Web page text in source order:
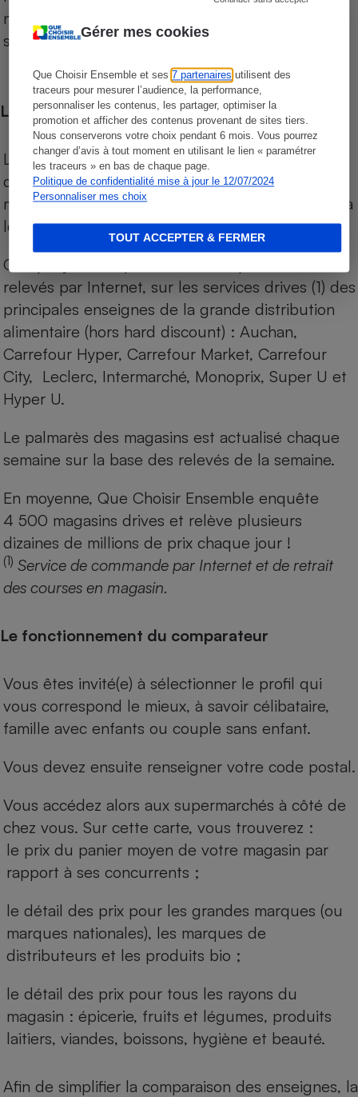
Gérer mes cookies
Que Choisir Ensemble et ses7 partenaires utilisent des
traceurs pour mesurer l’audience, la performance,
personnaliser les contenus, les partager, optimiser la
promotion et afficher des contenus provenant de sites tiers.
Nous conserverons votre choix pendant 6 mois. Vous pourrez
changer d’avis à tout moment en utilisant le lien « paramétrer
les traceurs » en bas de chaque page.
Politique de confidentialité mise à jour le 12/07/2024
Personnaliser mes choix
TOUT ACCEPTER & FERMER
niveau de prix des supermarchés, géolocalisés
sur le territoire français.
Les comparaisons de prix
Les comparaisons sont réalisées sur l’ensemble
des produits des magasins. Les produits de
marques de distributeurs (MDD) sont comparés à
leurs équivalents chez leurs concurrents.
Chaque jour, les prix de tous les produits sont
relevés par Internet, sur les services drives (1) des
principales enseignes de la grande distribution
alimentaire (hors hard discount) : Auchan,
Carrefour Hyper, Carrefour Market, Carrefour
City, Leclerc, Intermarché, Monoprix, Super U et
Hyper U.
Le palmarès des magasins est actualisé chaque
semaine sur la base des relevés de la semaine.
En moyenne, Que Choisir Ensemble enquête
4 500 magasins drives et relève plusieurs
dizaines de millions de prix chaque jour !
(1) Service de commande par Internet et de retrait
des courses en magasin.
Le fonctionnement du comparateur
Vous êtes invité(e) à sélectionner le profil qui
vous correspond le mieux, à savoir célibataire,
famille avec enfants ou couple sans enfant.
Vous devez ensuite renseigner votre code postal.
Vous accédez alors aux supermarchés à côté de
chez vous. Sur cette carte, vous trouverez :
le prix du panier moyen de votre magasin par
rapport à ses concurrents ;
le détail des prix pour les grandes marques (ou
marques nationales), les marques de
distributeurs et les produits bio ;
le détail des prix pour tous les rayons du
magasin : épicerie, fruits et légumes, produits
laitiers, viandes, boissons, hygiène et beauté.
Afin de simplifier la comparaison des enseignes, la